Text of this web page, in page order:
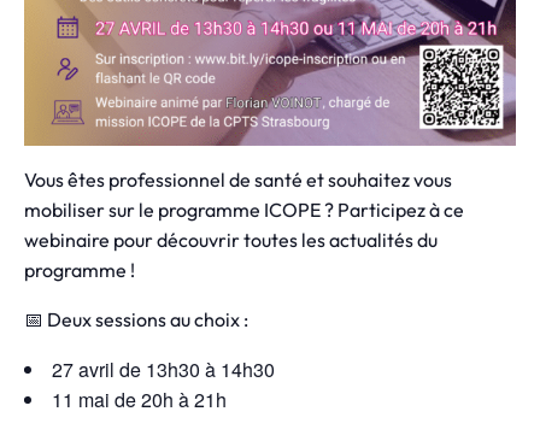
Vous êtes professionnel de santé et souhaitez vous
mobiliser sur le programme ICOPE ? Participez à ce
webinaire pour découvrir toutes les actualités du
programme !
📅 Deux sessions au choix :
27 avril de 13h30 à 14h30
11 mai de 20h à 21h